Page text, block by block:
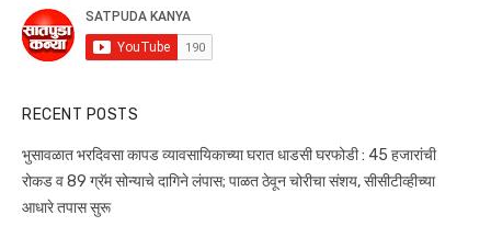
RECENT POSTS
भुसावळात भरदिवसा कापड व्यावसायिकाच्या घरात धाडसी घरफोडी : 45 हजारांची
रोकड व 89 ग्रॅम सोन्याचे दागिने लंपास; पाळत ठेवून चोरीचा संशय, सीसीटीव्हीच्या
आधारे तपास सुरू